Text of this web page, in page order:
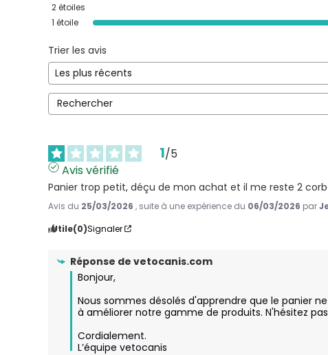
2étoiles
1 étoile
Trier les avis
1/5
Avis vérifié
Panier trop petit, déçu de mon achat et il me reste 2
Avis du 25/03/2026 , suite à une expérience du 06/03/2026 par
Utile(0)Signaler
Réponse de vetocanis.com
Bonjour,
Nous sommes désolés d'apprendre que le panier
à améliorer notre gamme de produits. N'hésitez
Cordialement.
L’équipe vetocanis